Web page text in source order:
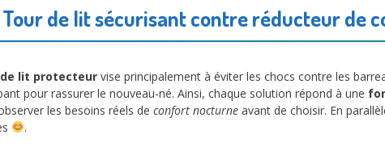
Tour de lit sécurisant contre réducteur de
lit protecteur vise principalement à éviter les chocs contre les
pour rassurer le nouveau-né. Ainsi, chaque solution répond à une
les besoins réels de confort nocturne avant de choisir. En
.